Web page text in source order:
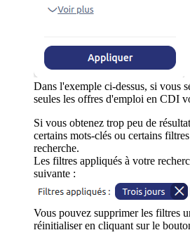
Dans l'exemple ci-dessus, si vous
seules les offres d'emploi en CDI
Si vous obtenez trop peu de
certains mots-clés ou certains
recherche.
Les filtres appliqués à votre
suivante :
Vous pouvez supprimer les filtres
réinitialiser en cliquant sur le